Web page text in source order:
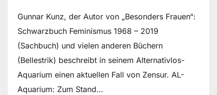
Gunnar Kunz, der Autor von „Besonders Frauen“:
Schwarzbuch Feminismus 1968 – 2019
(Sachbuch) und vielen anderen Büchern
(Bellestrik) beschreibt in seinem Alternativlos-
Aquarium einen aktuellen Fall von Zensur. AL-
Aquarium: Zum Stand…